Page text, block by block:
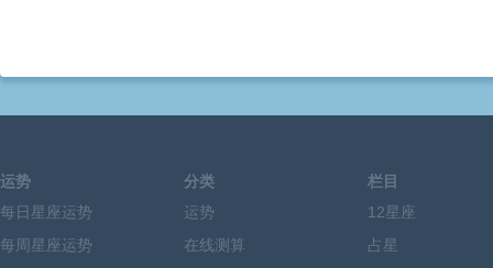
运势
每日星座运势
每周星座运势
分类
运势
在线测算
栏目
12星座
占星